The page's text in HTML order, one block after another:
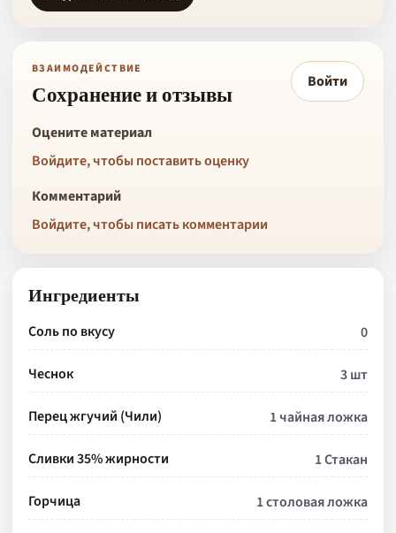
ВЗАИМОДЕЙСТВИЕ
Сохранение и отзывы Войти
Оцените материал
Войдите, чтобы поставить оценку
Комментарий
Войдите, чтобы писать комментарии
Ингредиенты
Соль по вкусу 0
Чеснок 3 шт
Перец жгучий (Чили) 1 чайная ложка
Сливки 35% жирности 1 Стакан
Горчица 1 столовая ложка